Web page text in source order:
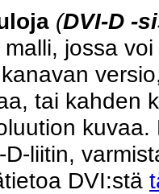
(DVI-D -
jossa
tai kahden
liitin,
DVI:stä